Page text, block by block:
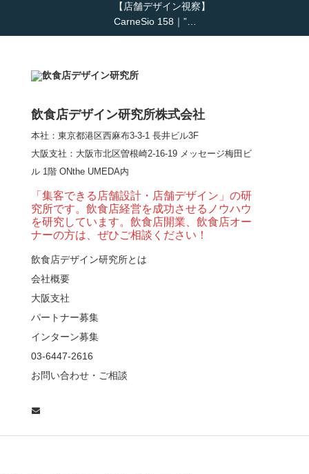
【店舗デザイン視察】
CarneSio 158｜”…
【熊の鳥焼き】囲炉裏
とライブ感を両立した
和モダン串揚げ店。
「…
【Queux Norme（クゥ
ノルム）】女子会にお
薦めな&…
な店舗デザイン
料理・個室の距離感か
飲食店デザイン研究所株式会社
本社：東京都港区西麻布3-3-1 長井ビル3F
大阪支社 ：大阪市北区曽根崎2-16-19 メッセージ梅田ビ
ル 1階 ONthe UMEDA内
「集客できる店舗設計・店舗デザイン」の研
究所です。飲食店経営を成功させるノウハウ
を研究しています。飲食店開業、飲食店オー
ナーの方は、ぜひご相談ください！
飲食店デザイン研究所とは
会社概要
大阪支社
パートナー募集
インターン募集
03-6447-2616
お問い合わせ・ご相談